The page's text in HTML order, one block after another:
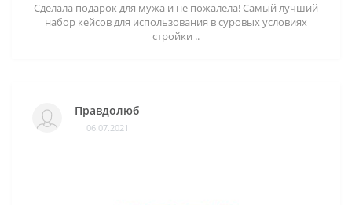
Сделала подарок для мужа и не пожалела! Самый лучший
набор кейсов для использования в суровых условиях
стройки ..
Правдолюб
06.07.2021